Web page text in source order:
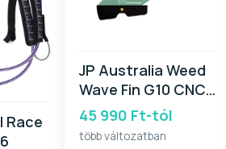
Race
JP Australia Weed
Wave Fin G10 CNC
PB 2026
45 990 Ft-tól
több változatban